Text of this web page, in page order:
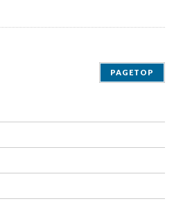
PAGETOP